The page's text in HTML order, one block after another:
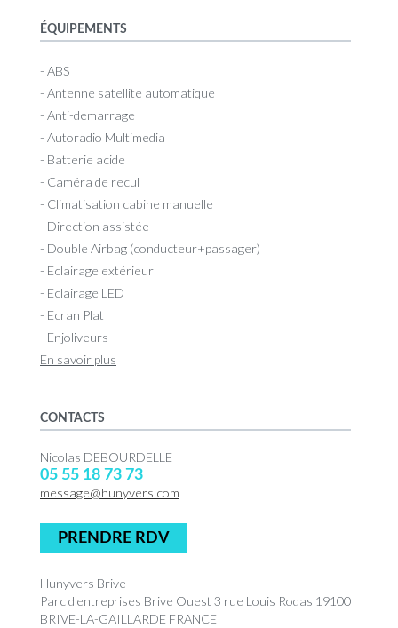
ÉQUIPEMENTS
- ABS
- Antenne satellite automatique
- Anti-demarrage
- Autoradio Multimedia
- Batterie acide
- Caméra de recul
- Climatisation cabine manuelle
- Direction assistée
- Double Airbag (conducteur+passager)
- Eclairage extérieur
- Eclairage LED
- Ecran Plat
- Enjoliveurs
En savoir plus
CONTACTS
Nicolas DEBOURDELLE
05 55 18 73 73
message@hunyvers.com
PRENDRE RDV
Hunyvers Brive
Parc d'entreprises Brive Ouest 3 rue Louis Rodas 19100
BRIVE-LA-GAILLARDE FRANCE